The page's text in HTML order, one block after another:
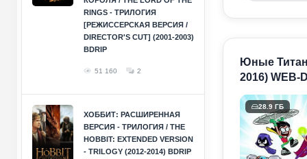
RINGS - ТРИЛОГИЯ
[РЕЖИССЕРСКАЯ ВЕРСИЯ /
DIRECTOR'S CUT] (2001-2003)
BDRIP
51 160 2
ХОББИТ: РАСШИРЕННАЯ
ВЕРСИЯ - ТРИЛОГИЯ / THE
HOBBIT: EXTENDED VERSION
- TRILOGY (2012-2014) BDRIP
Юные
2016) WEB-
28.9 ГБ